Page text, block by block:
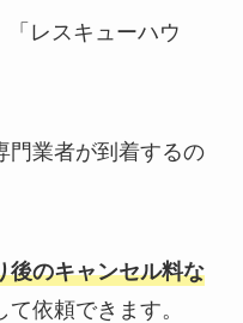
レスキューハウ
門業者が到着するの
後のキャンセル料な
依頼できます。